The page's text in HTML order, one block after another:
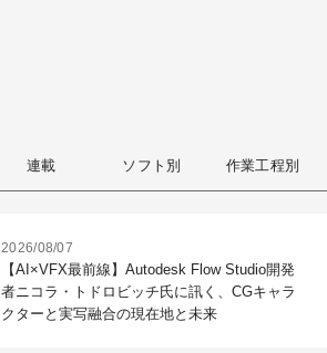
連載 ソフト別 作業工程別
2026/08/07
【AI×VFX最前線】Autodesk Flow Studio開発
者ニコラ・トドロビッチ氏に訊く、CGキャラ
クターと実写融合の現在地と未来